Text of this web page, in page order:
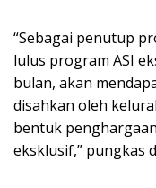
“Sebagai penutup
lulus program ASI
bulan, akan
disahkan oleh
bentuk
eksklusif,” pungkas